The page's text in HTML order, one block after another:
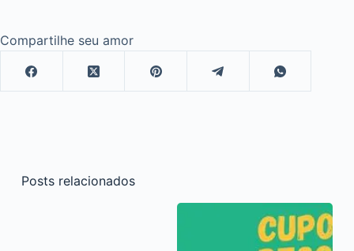
Compartilhe seu amor
Posts relacionados